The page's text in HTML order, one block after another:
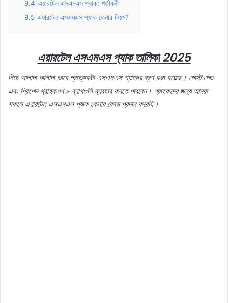
9.4 এয়ারটেল এসএমএস প্যাক: শর্তাবলী
9.5 এয়ারটেল এসএমএস প্যাক কেনার নিয়ম?
এয়ারটেল এসএমএস প্যাকতালিকা2025
নিচে আলাদা আলাদা ভাবে প্রত্যেকটা এসএমএস প্যাকের ব্রণ করা হয়েছে। পোস্ট পেড
এবং প্রিপেড গ্রাহকগণ ৮ ব্যাগগুলি ব্যবহার করতে পারবেন। গ্রাহকদের জন্য আমরা
সকলে এয়ারটেল এসএমএস প্যাক কেনার কোড প্রদান করেছি।